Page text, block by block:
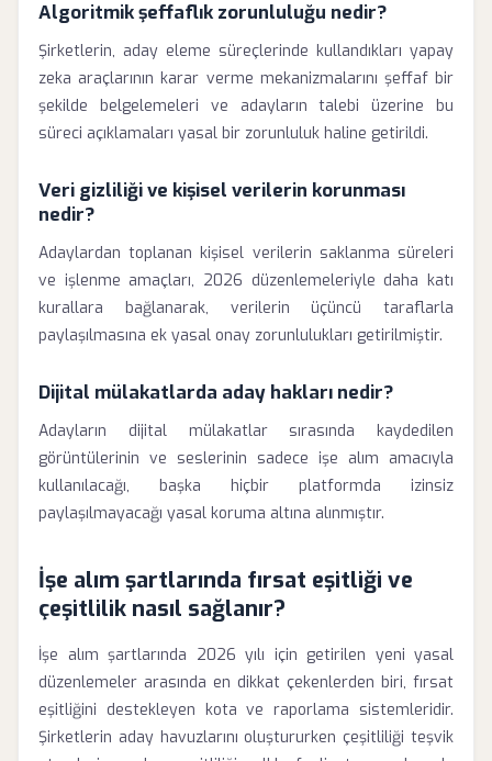
Algoritmik şeffaflık zorunluluğu nedir?
Şirketlerin, aday eleme süreçlerinde kullandıkları yapay
zeka araçlarının karar verme mekanizmalarını şeffaf bir
şekilde belgelemeleri ve adayların talebi üzerine bu
süreci açıklamaları yasal bir zorunluluk haline getirildi.
Veri gizliliği ve kişisel verilerin korunması
nedir?
Adaylardan toplanan kişisel verilerin saklanma süreleri
ve işlenme amaçları, 2026 düzenlemeleriyle daha katı
kurallara bağlanarak, verilerin üçüncü taraflarla
paylaşılmasına ek yasal onay zorunlulukları getirilmiştir.
Dijital mülakatlarda aday hakları nedir?
Adayların dijital mülakatlar sırasında kaydedilen
görüntülerinin ve seslerinin sadece işe alım amacıyla
kullanılacağı, başka hiçbir platformda izinsiz
paylaşılmayacağı yasal koruma altına alınmıştır.
İşe alım şartlarında fırsat eşitliği ve
çeşitlilik nasıl sağlanır?
İşe alım şartlarında 2026 yılı için getirilen yeni yasal
düzenlemeler arasında en dikkat çekenlerden biri, fırsat
eşitliğini destekleyen kota ve raporlama sistemleridir.
Şirketlerin aday havuzlarını oluştururken çeşitliliği teşvik